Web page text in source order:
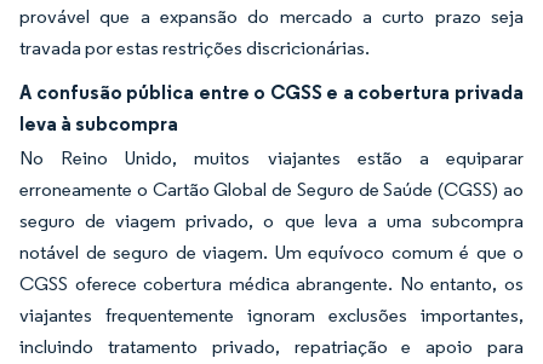
provável que a expansão do mercado a curto prazo seja
travada por estas restrições discricionárias.
A confusão pública entre o CGSS e a cobertura privada
leva à subcompra
No Reino Unido, muitos viajantes estão a equiparar
erroneamente o Cartão Global de Seguro de Saúde (CGSS) ao
seguro de viagem privado, o que leva a uma subcompra
notável de seguro de viagem. Um equívoco comum é que o
CGSS oferece cobertura médica abrangente. No entanto, os
viajantes frequentemente ignoram exclusões importantes,
incluindo tratamento privado, repatriação e apoio para